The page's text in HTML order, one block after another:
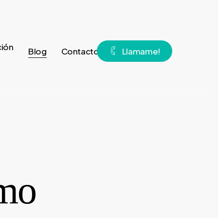
Blog Contacto Llamame!